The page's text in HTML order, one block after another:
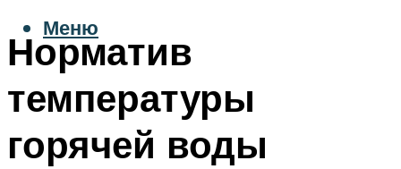
Меню
Норматив
температуры
горячей воды